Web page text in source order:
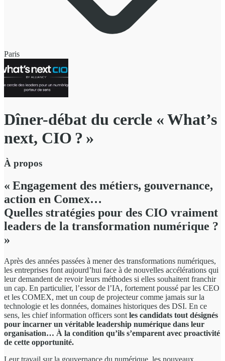
Paris
Dîner-débat du cercle « What’s
next, CIO ? »
À propos
« Engagement des métiers, gouvernance,
action en Comex…
Quelles stratégies pour des CIO vraiment
leaders de la transformation numérique ?
»
Après des années passées à mener des transformations numériques,
les entreprises font aujourd’hui face à de nouvelles accélérations qui
leur demandent de revoir leurs méthodes si elles souhaitent franchir
un cap. En particulier, l’essor de l’IA, fortement poussé par les CEO
et les COMEX, met un coup de projecteur comme jamais sur la
technologie et les données, domaines historiques des DSI. En ce
sens, les chief information officers sont les candidats tout désignés
pour incarner un véritable leadership numérique dans leur
organisation… À la condition qu’ils s’emparent avec proactivité
de cette opportunité.
Leur travail sur la gouvernance du numérique, les nouveaux